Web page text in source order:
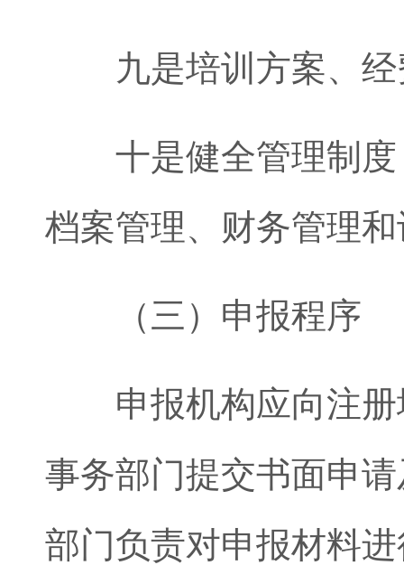
九是培训方案、经
十是健全管理制度
档案管理、财务管理
（三）申报程序
申报机构应向注册
事务部门提交书面申
部门负责对申报材料